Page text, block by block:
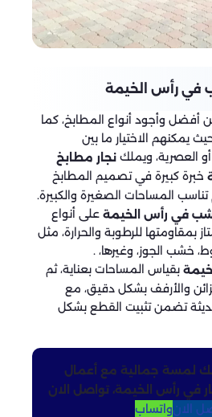
في رأس الخيمة
أفضل وأجود أنواع المطابخ، كما
يمكنهم الاختيار ما بين
العصرية، ويملك نجار مطابخ
خبرة كبيرة في تصميم المطابخ
المساحات الصغيرة والكبيرة.
في رأس الخيمة على أنواع
بمقاومتها للرطوبة والحرارة، مثل
خشب الجوز، وغيرها، .
بقياس المساحات بعناية، ثم
والأرفف بشكل دقيق، مع
تضمن تثبيت القطع بشكل
لمسة جمالية مع أعمال
في رأس الخيمة، تواصل الان
الانواتساب